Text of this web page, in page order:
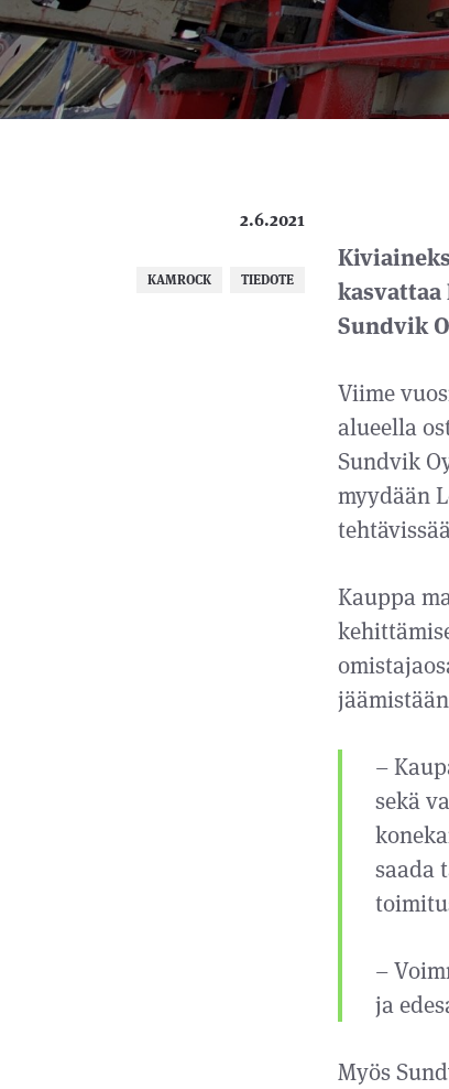
2.6.2021
KAMROCK TIEDOTE
Sundvik
Viime
alueella
Sundvik
myydään
Kauppa
–
sekä
saada
–
ja
Myös